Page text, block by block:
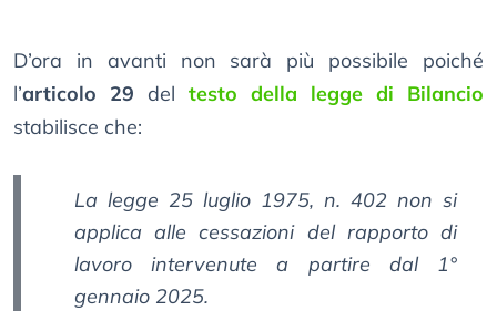
D’ora in avanti non sarà più possibile poiché
l’articolo 29 del testo della legge di Bilancio
stabilisce che:
La legge 25 luglio 1975, n. 402 non si
applica alle cessazioni del rapporto di
lavoro intervenute a partire dal 1°
gennaio 2025.